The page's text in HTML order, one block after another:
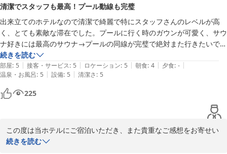
ＰＧＭホテルリゾート沖縄（２０２６年４月２５日 先行営業開
始）
2026-06-19
た、ルームサービスのメニューに関する貴重なご意見をお寄せいた
だき、誠にありがとうございます。
お客様からいただきましたお声は、今後のサービス向上に向けた大
切なご意見として関係部署へ共有し、より快適にお過ごしいただけ
る滞在をご提供できますよう、改善に努めてまいります。
これからも、ゴルフをはじめ、お食事やご滞在のすべての時間が、
お客様にとって心に残る上質なひとときとなりますよう、スタッフ
またお客様をお迎えできます日を、心よりお待ち申し上げておりま
す。
清潔でスタッフも最高！プール動線も完璧
出来立てのホテルなので清潔で綺麗で特にスタッフさんのレベルが高
く、とても素敵な滞在でした。プールに行く時のガウンが可愛く、サウ
ナ好きには最高のサウナ→プールの同線が完璧で絶対また行きたいで
す！！！
プールも監視してくださるスタッフさんの数が他のホテルよりも多く、
子供連れの方も安心かなと思います！
ホテルの朝食大好き民からするとハイアットやブセナなどのホテルより
は落ちるかなとゆう印象ですがとても素敵なホテルでした！
続きを読む
部屋: 5 | 接客・サービス: 5 | ロケーション: 5 | 朝食: 4 | 夕食: - |
温泉・お風呂: 5 | 設備: 5 | 清潔さ: 5
225
この度は当ホテルにご宿泊いただき、また貴重なご感想をお寄せい
ただきまして誠にありがとうございます。
続きを読む